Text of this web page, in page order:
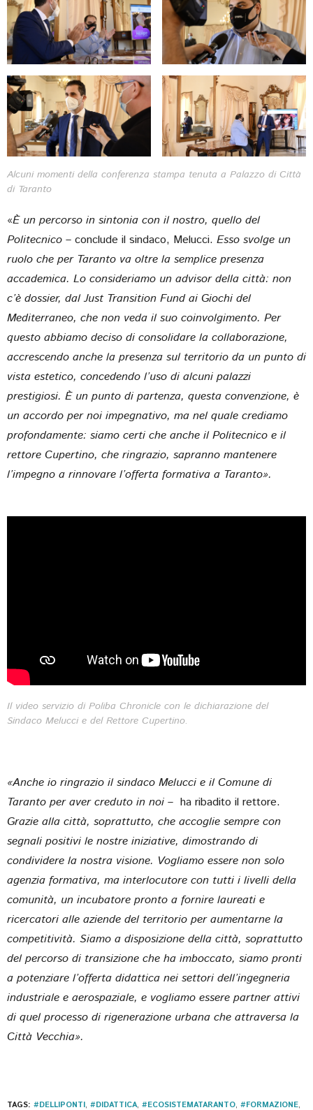
Alcuni momenti della conferenza stampa tenuta a Palazzo di Città
di Taranto
«È un percorso in sintonia con il nostro, quello del
Politecnico – conclude il sindaco, Melucci. Esso svolge un
ruolo che per Taranto va oltre la semplice presenza
accademica. Lo consideriamo un advisor della città: non
c’è dossier, dal Just Transition Fund ai Giochi del
Mediterraneo, che non veda il suo coinvolgimento. Per
questo abbiamo deciso di consolidare la collaborazione,
accrescendo anche la presenza sul territorio da un punto di
vista estetico, concedendo l’uso di alcuni palazzi
prestigiosi. È un punto di partenza, questa convenzione, è
un accordo per noi impegnativo, ma nel quale crediamo
profondamente: siamo certi che anche il Politecnico e il
rettore Cupertino, che ringrazio, sapranno mantenere
l’impegno a rinnovare l’offerta formativa a Taranto».
Play
-05:59
Mute Settings
Il video servizio di Poliba Chronicle con le dichiarazione del
Sindaco Melucci e del Rettore Cupertino.
«Anche io ringrazio il sindaco Melucci e il Comune di
Taranto per aver creduto in noi – ha ribadito il rettore.
Grazie alla città, soprattutto, che accoglie sempre con
segnali positivi le nostre iniziative, dimostrando di
condividere la nostra visione. Vogliamo essere non solo
agenzia formativa, ma interlocutore con tutti i livelli della
comunità, un incubatore pronto a fornire laureati e
ricercatori alle aziende del territorio per aumentarne la
competitività. Siamo a disposizione della città, soprattutto
del percorso di transizione che ha imboccato, siamo pronti
a potenziare l’offerta didattica nei settori dell’ingegneria
industriale e aerospaziale, e vogliamo essere partner attivi
di quel processo di rigenerazione urbana che attraversa la
Città Vecchia».
TAGS: #DELLIPONTI, #DIDATTICA, #ECOSISTEMATARANTO, #FORMAZIONE,